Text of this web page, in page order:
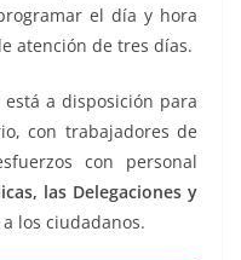
el día y hora
atención de tres días.
a disposición para
con trabajadores de
con personal
las Delegaciones y
los ciudadanos.